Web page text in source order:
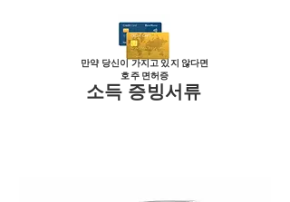
소득 증빙서류
만약 당신이 가지고 있지 않다면
호주 면허증